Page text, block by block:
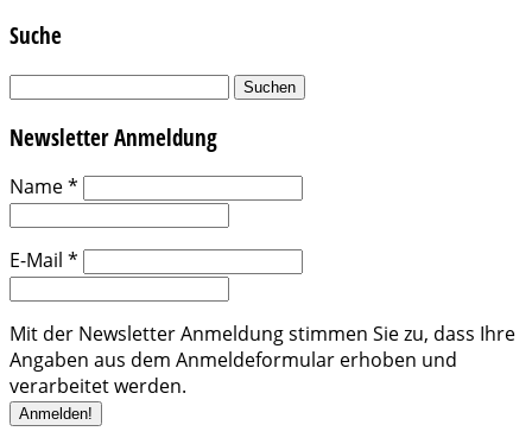
Suche
Suchen
Newsletter Anmeldung
Name*
E-Mail *
Mit der Newsletter Anmeldung stimmen Sie zu, dass Ihre
Angaben aus dem Anmeldeformular erhoben und
verarbeitet werden.